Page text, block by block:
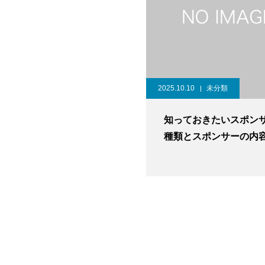
2025.10.10 未分類
知っておきたいスポン
種類とスポンサーの内